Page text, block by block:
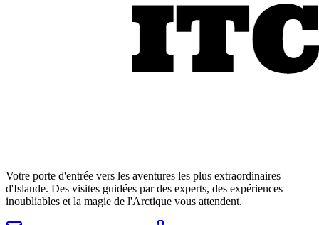
Votre porte d'entrée vers les aventures les plus extraordinaires
d'Islande. Des visites guidées par des experts, des expériences
inoubliables et la magie de l'Arctique vous attendent.